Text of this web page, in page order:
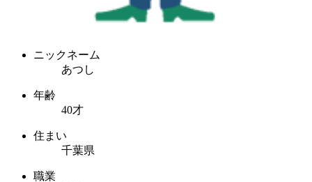
ニックネーム
あつし
年齢
40才
住まい
千葉県
職業